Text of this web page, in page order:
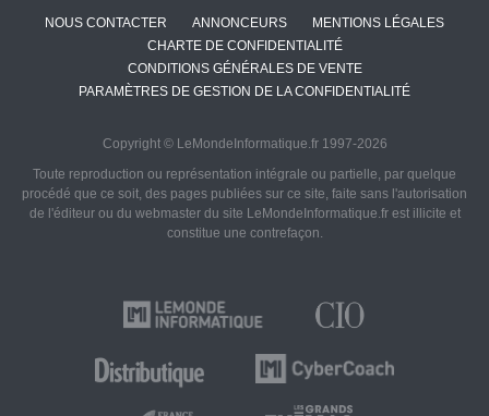
NOUS CONTACTER ANNONCEURS
MENTIONS LÉGALES
CHARTE DE CONFIDENTIALITÉ
CONDITIONS GÉNÉRALES DE VENTE
PARAMÈTRES DE GESTION DE LA CONFIDENTIALITÉ
Copyright © LeMondeInformatique.fr 1997-2026
Toute reproduction ou représentation intégrale ou partielle, par quelque
procédé que ce soit, des pages publiées sur ce site, faite sans l'autorisation
de l'éditeur ou du webmaster du site LeMondeInformatique.fr est illicite et
constitue une contrefaçon.